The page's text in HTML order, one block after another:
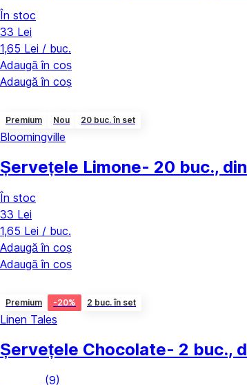
În stoc
33 Lei
1,65 Lei / buc.
Adaugă în coș
Adaugă în coș
Premium Nou 20 buc. în set
Bloomingville
Șervețele Limone- 20 buc.,
În stoc
33 Lei
1,65 Lei / buc.
Adaugă în coș
Adaugă în coș
Premium -20% 2 buc. în set
Linen Tales
Șervețele Chocolate- 2 buc.,
(9)